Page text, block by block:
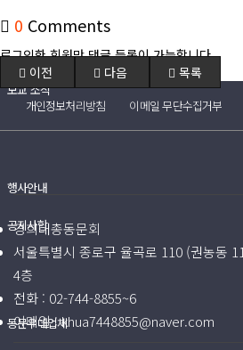
(구)동문회보
모교 소식
행사안내
공지사항
동문우대업체
0 Comments
로그인한 회원만 댓글 등록이 가능합니다.
이전
다음 목록
개인정보처리방침 이메일 무단수집거부
경희대총동문회
서울특별시 종로구 율곡로 110 (권농동
4층
전화 : 02-744-8855~6
이메일 :khua7448855@naver.com